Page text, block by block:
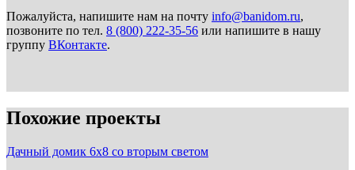
Пожалуйста, напишите нам на почту info@banidom.ru,
позвоните по тел. 8 (800) 222-35-56 или напишите в нашу
группу ВКонтакте.
Похожие проекты
Дачный домик 6х8 со вторым светом